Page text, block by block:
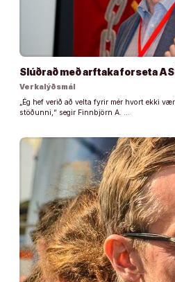
Slúðrað með arftaka forseta
Verkalýðsmál
„Ég hef verið að velta fyrir mér hvort ekki
stöðunni,“ segir Finnbjörn A. …